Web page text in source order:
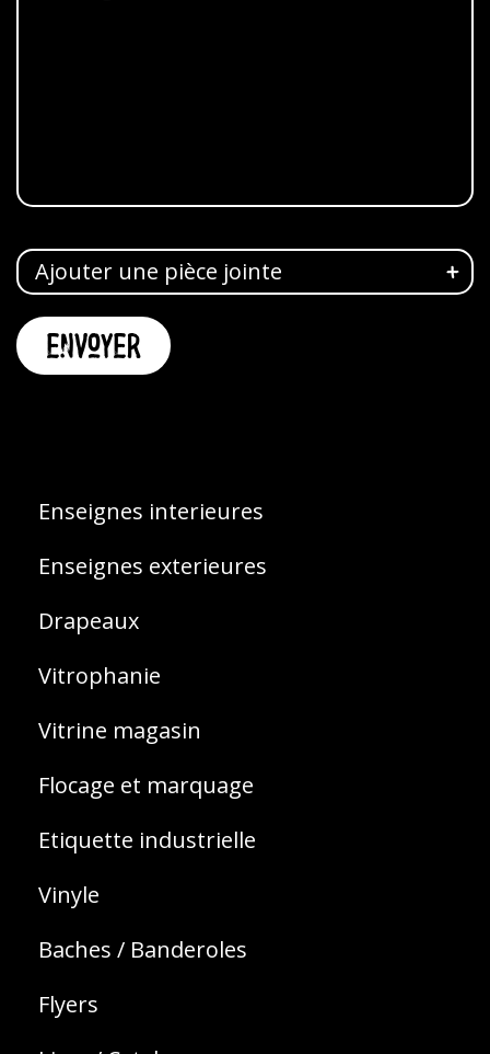
Ajouter une pièce jointe
Enseignes interieures
Enseignes exterieures
Drapeaux
Vitrophanie
Vitrine magasin
Flocage et marquage
Etiquette industrielle
Vinyle
Baches / Banderoles
Flyers